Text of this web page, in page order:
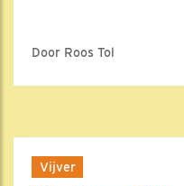
Door Roos Tol
Vijver